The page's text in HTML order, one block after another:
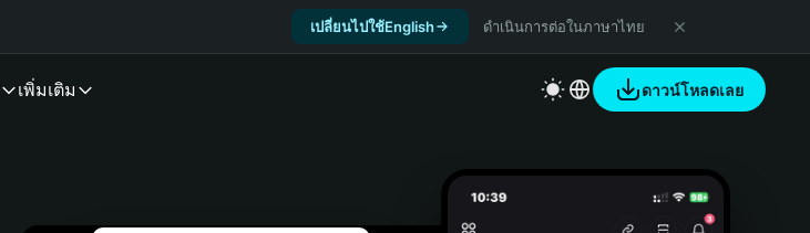
เปลี่ยนไปใช้English ดำเนินการต่อในภาษาไทย
เพิ่มเติม ดาวน์โหลดเลย